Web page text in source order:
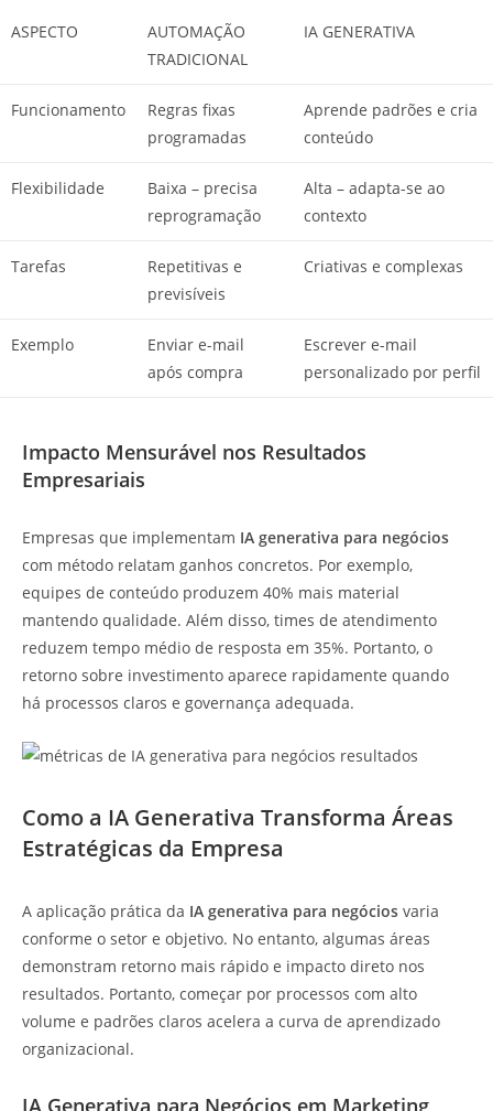
ASPECTO
AUTOMAÇÃO
TRADICIONAL
IA GENERATIVA
Funcionamento
Regras fixas
programadas
Aprende padrões e cria
conteúdo
Flexibilidade
Baixa – precisa
reprogramação
Alta – adapta-se ao
contexto
Tarefas
Repetitivas e
previsíveis
Criativas e complexas
Exemplo
Enviar e-mail
após compra
Escrever e-mail
personalizado por perfil
Impacto Mensurável nos Resultados
Empresariais
Empresas que implementam IA generativa para negócios
com método relatam ganhos concretos. Por exemplo,
equipes de conteúdo produzem 40% mais material
mantendo qualidade. Além disso, times de atendimento
reduzem tempo médio de resposta em 35%. Portanto, o
retorno sobre investimento aparece rapidamente quando
há processos claros e governança adequada.
Como a IA Generativa Transforma Áreas
Estratégicas da Empresa
A aplicação prática da IA generativa para negócios varia
conforme o setor e objetivo. No entanto, algumas áreas
demonstram retorno mais rápido e impacto direto nos
resultados. Portanto, começar por processos com alto
volume e padrões claros acelera a curva de aprendizado
organizacional.
IA Generativa para Negócios em Marketing